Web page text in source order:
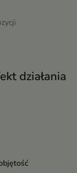
działania
i osłabionych